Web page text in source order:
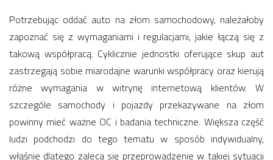
Potrzebując oddać auto na złom samochodowy, należałoby
zapoznać się z wymaganiami i regulacjami, jakie łączą się z
takową współpracą. Cyklicznie jednostki oferujące skup aut
zastrzegają sobie miarodajne warunki współpracy oraz kierują
różne wymagania w witrynę internetową klientów. W
szczególe samochody i pojazdy przekazywane na złom
powinny mieć ważne OC i badania techniczne. Większa część
ludzi podchodzi do tego tematu w sposób indywidualny,
właśnie dlatego zaleca się przeprowadzenie w takiej sytuacji